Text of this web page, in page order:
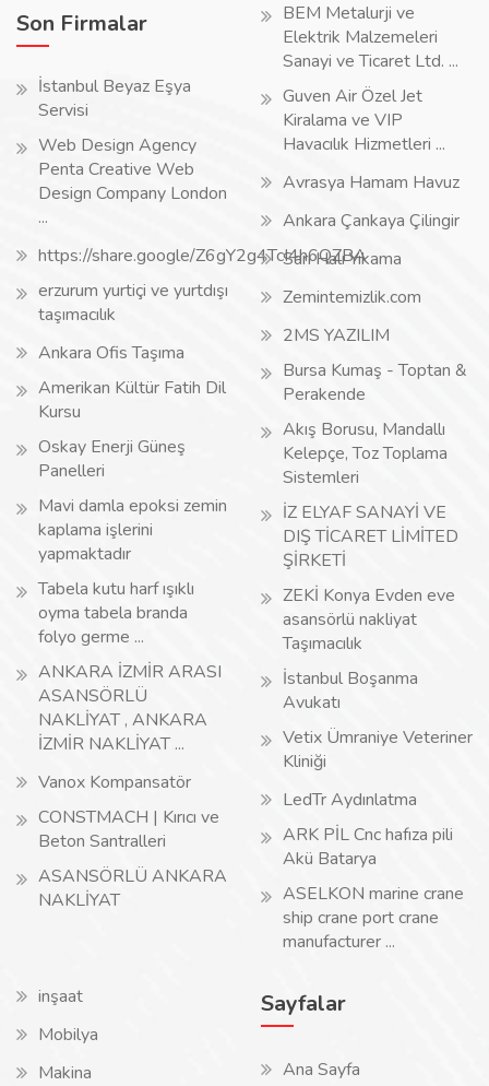
Son Firmalar
İstanbul Beyaz Eşya
Servisi
Web Design Agency
Penta Creative Web
Design Company London
...
https://share.google/Z6gY2g4TcI4h6QZBA
erzurum yurtiçi ve yurtdışı
taşımacılık
Ankara Ofis Taşıma
Amerikan Kültür Fatih Dil
Kursu
Oskay Enerji Güneş
Panelleri
Mavi damla epoksi zemin
kaplama işlerini
yapmaktadır
Tabela kutu harf ışıklı
oyma tabela branda
folyo germe ...
ANKARA İZMİR ARASI
ASANSÖRLÜ
NAKLİYAT , ANKARA
İZMİR NAKLİYAT ...
Vanox Kompansatör
CONSTMACH | Kırıcı ve
Beton Santralleri
ASANSÖRLÜ ANKARA
NAKLİYAT
BEM Metalurji ve
Elektrik Malzemeleri
Sanayi ve Ticaret Ltd. ...
Guven Air Özel Jet
Kiralama ve VIP
Havacılık Hizmetleri ...
Avrasya Hamam Havuz
Ankara Çankaya Çilingir
Sarı Halı Yıkama
Zemintemizlik.com
2MS YAZILIM
Bursa Kumaş - Toptan &
Perakende
Akış Borusu, Mandallı
Kelepçe, Toz Toplama
Sistemleri
İZ ELYAF SANAYİ VE
DIŞ TİCARET LİMİTED
ŞİRKETİ
ZEKİ Konya Evden eve
asansörlü nakliyat
Taşımacılık
İstanbul Boşanma
Avukatı
Vetix Ümraniye Veteriner
Kliniği
LedTr Aydınlatma
ARK PİL Cnc hafıza pili
Akü Batarya
ASELKON marine crane
ship crane port crane
manufacturer ...
inşaat
Mobilya
Makina
Sayfalar
Ana Sayfa